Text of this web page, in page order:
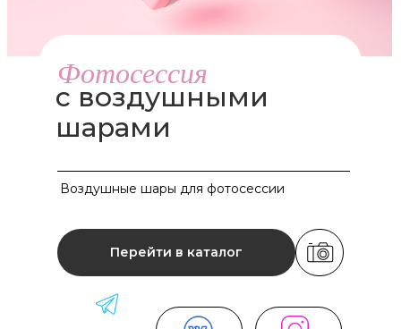
с воздушными
шарами
Фотосессия
Воздушные шары для фотосессии
Перейти в каталог